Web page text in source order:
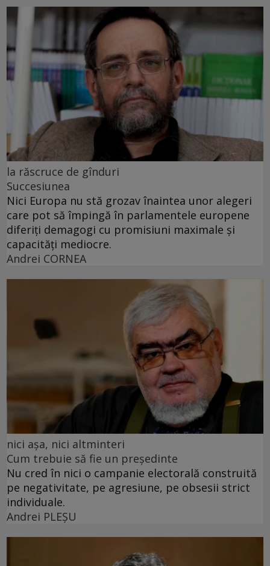
la răscruce de gînduri
Succesiunea
Nici Europa nu stă grozav înaintea unor alegeri
care pot să împingă în parlamentele europene
diferiți demagogi cu promisiuni maximale și
capacități mediocre.
Andrei CORNEA
nici așa, nici altminteri
Cum trebuie să fie un președinte
Nu cred în nici o campanie electorală construită
pe negativitate, pe agresiune, pe obsesii strict
individuale.
Andrei PLEŞU